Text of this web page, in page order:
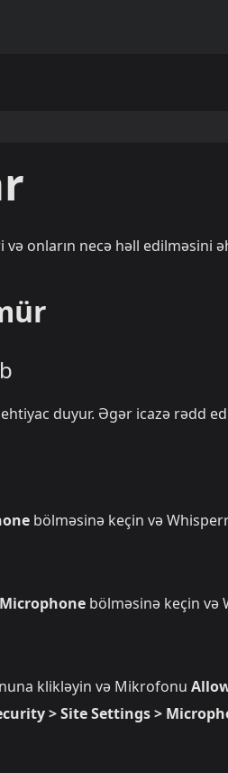
onların necə həll edilməsini
duyur. Əgər icazə rədd
bölməsinə keçin və
bölməsinə keçin və
klikləyin və Mikrofonu
> Site Settings >